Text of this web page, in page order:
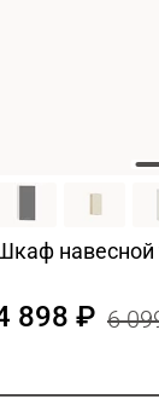
навесной
898 6